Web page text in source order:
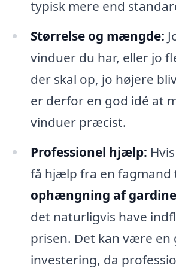
typisk mere end
Størrelse og mængde:
vinduer du har, eller jo
der skal op, jo højere
er derfor en god idé at
vinduer præcist.
Professionel hjælp:
få hjælp fra en fagmand
ophængning af
det naturligvis have
prisen. Det kan være en
investering, da